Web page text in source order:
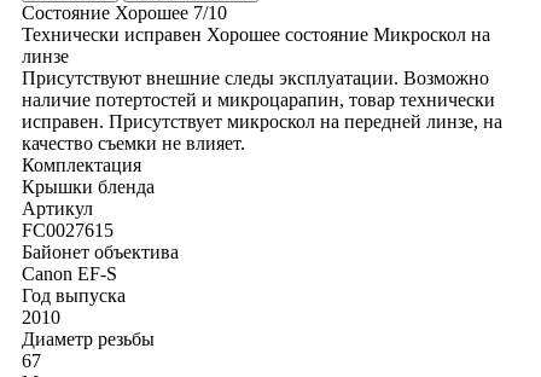
Состояние Хорошее 7/10
Технически исправен Хорошее состояние Микроскол на
линзе
Присутствуют внешние следы эксплуатации. Возможно
наличие потертостей и микроцарапин, товар технически
исправен. Присутствует микроскол на передней линзе, на
качество съемки не влияет.
Комплектация
Крышки бленда
Артикул
FC0027615
Байонет объектива
Canon EF-S
Год выпуска
2010
Диаметр резьбы
67